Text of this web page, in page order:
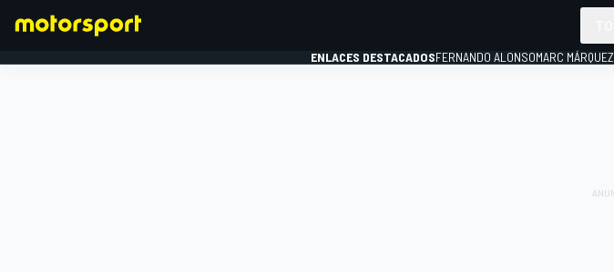
ENLACES DESTACADOSFERNANDO ALONSOMARC MÁRQUEZ